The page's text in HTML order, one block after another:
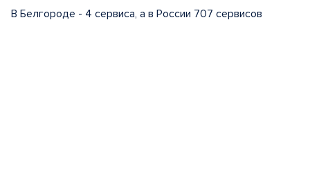
В Белгороде - 4 сервиса, а в России 707 сервисов